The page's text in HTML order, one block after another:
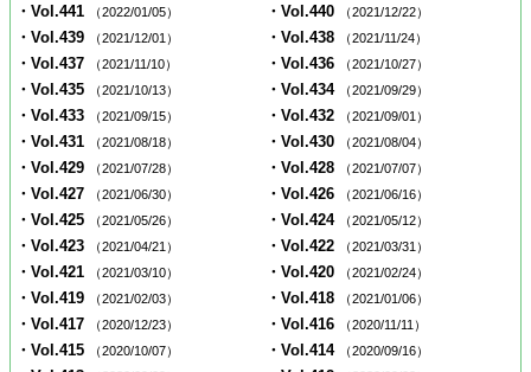
・Vol.441 （2022/01/05） ・Vol.440 （2021/12/22）
・Vol.439 （2021/12/01） ・Vol.438 （2021/11/24）
・Vol.437 （2021/11/10） ・Vol.436 （2021/10/27）
・Vol.435 （2021/10/13） ・Vol.434 （2021/09/29）
・Vol.433 （2021/09/15） ・Vol.432 （2021/09/01）
・Vol.431 （2021/08/18） ・Vol.430 （2021/08/04）
・Vol.429 （2021/07/28） ・Vol.428 （2021/07/07）
・Vol.427 （2021/06/30） ・Vol.426 （2021/06/16）
・Vol.425 （2021/05/26） ・Vol.424 （2021/05/12）
・Vol.423 （2021/04/21） ・Vol.422 （2021/03/31）
・Vol.421 （2021/03/10） ・Vol.420 （2021/02/24）
・Vol.419 （2021/02/03） ・Vol.418 （2021/01/06）
・Vol.417 （2020/12/23） ・Vol.416 （2020/11/11）
・Vol.415 （2020/10/07） ・Vol.414 （2020/09/16）